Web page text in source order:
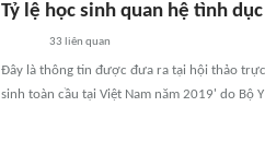
Tỷ lệ học sinh quan hệ tình
33 liên quan
Đây là thông tin được đưa ra tại hội thảo
sinh toàn cầu tại Việt Nam năm 2019' do Bộ